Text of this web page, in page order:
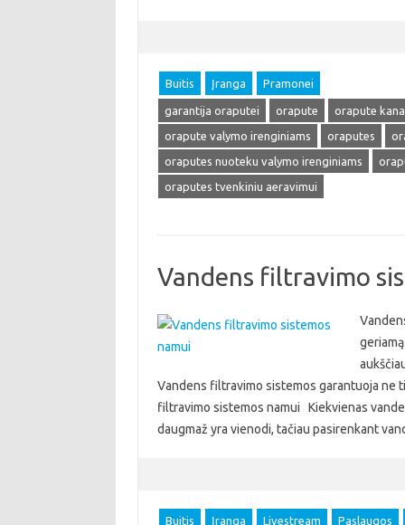
Buitis Įranga Pramonei
garantija oraputei orapute
orapute
orapute valymo irenginiams
oraputes
oraputes nuoteku valymo irenginiams
oraputes tvenkiniu aeravimui
Vandens filtravimo
Vandens filtravimo sistemos garantuoja ne
filtravimo sistemos namui Kiekvienas
daugmaž yra vienodi, tačiau pasirenkant
Buitis Įranga Livestream Paslaugos